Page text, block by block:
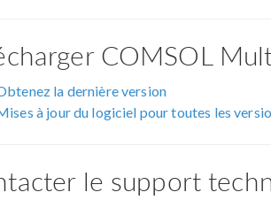
COMSOL
la dernière version
à jour du logiciel pour toutes les
le support